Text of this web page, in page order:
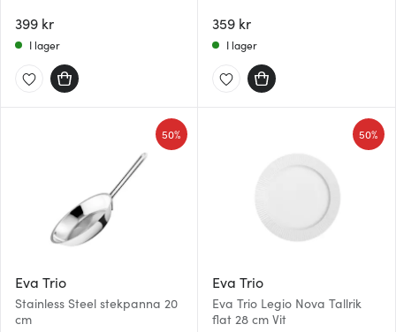
399 kr
I lager
359 kr
I lager
Eva Trio
Stainless Steel stekpanna 20
cm
50%
Eva Trio
Eva Trio Legio Nova Tallrik
flat 28 cm Vit
50%